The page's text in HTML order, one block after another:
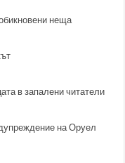
неща
в запалени читатели
на Оруел